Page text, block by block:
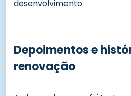
desenvolvimento.
Depoimentos e
renovação